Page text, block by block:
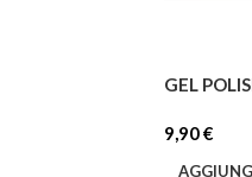
GEL
9,90€